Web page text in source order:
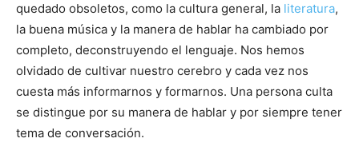
quedado obsoletos, como la cultura general, la literatura,
la buena música y la manera de hablar ha cambiado por
completo, deconstruyendo el lenguaje. Nos hemos
olvidado de cultivar nuestro cerebro y cada vez nos
cuesta más informarnos y formarnos. Una persona culta
se distingue por su manera de hablar y por siempre tener
tema de conversación.